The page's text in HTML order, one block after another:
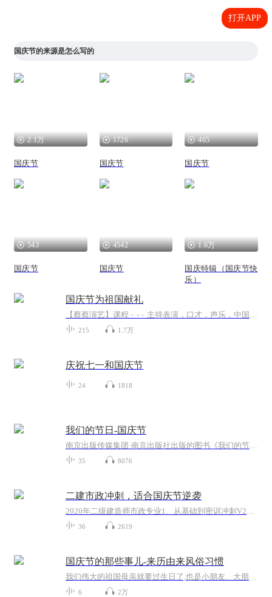
打开APP
国庆节的来源是怎么写的
2.1万
国庆节
1726
国庆节
465
国庆节
543
国庆节
4542
国庆节
1.6万
国庆特辑（国庆节快
乐）
国庆节为祖国献礼
【蔡蔡演艺】课程﹣-﹣主持表演，口才，声乐，中国舞，民族舞。独特的小舞台，专业的录音棚，每一位同学都能成为优秀的小明星。独特的教学模式，轻松上课，快乐学习！知名主持人，舞蹈家，高级教师任职授课！江南总校：河沟街42号三楼 18545856430江北分校...
215 1.7万
庆祝七一和国庆节
24 1818
我们的节日-国庆节
南京出版传媒集团·南京出版社出版的图书《我们的节日》通过对中国节日文化和节日意义进行深度的挖掘，面向青少年群体构建独具特色的栏目内容，以此丰富春节、元宵节、清明节、端午节、七夕节、中秋节、重阳节等传统节日；六一节、教师节、国庆节等新兴节日的文化内涵和表现形式。促进青少年形成新的节日习俗，提升节日仪式感、认同感。音频作品由金陵朗读者联盟志愿者朗诵，南京音像出版社、金陵图书馆联合制作。
35 8076
二建市政冲刺，适合国庆节逆袭
2020年二级建造师市政专业1、从基础到密训冲刺V2、从精华课程到超压密押V3、0基础同步更新v4、持续更新到2020年考试V5、只要你跟着学让你一次稳拿证V6、渠道超压压题，超压三页纸等独家绝密压题!
36 2619
国庆节的那些事儿-来历由来风俗习惯
我们伟大的祖国母亲就要过生日了,也是小朋友、大朋友们最喜欢的“国庆小长假”或说“黄金周”还有说”国庆7天乐”的，说法真是不一而足。那么“国庆节”是怎么来的？自古以来国庆节怎么庆贺？新中国国庆节的来历，以及新中国国庆节的庆贺方式又有哪些呢？ ...
6 2万